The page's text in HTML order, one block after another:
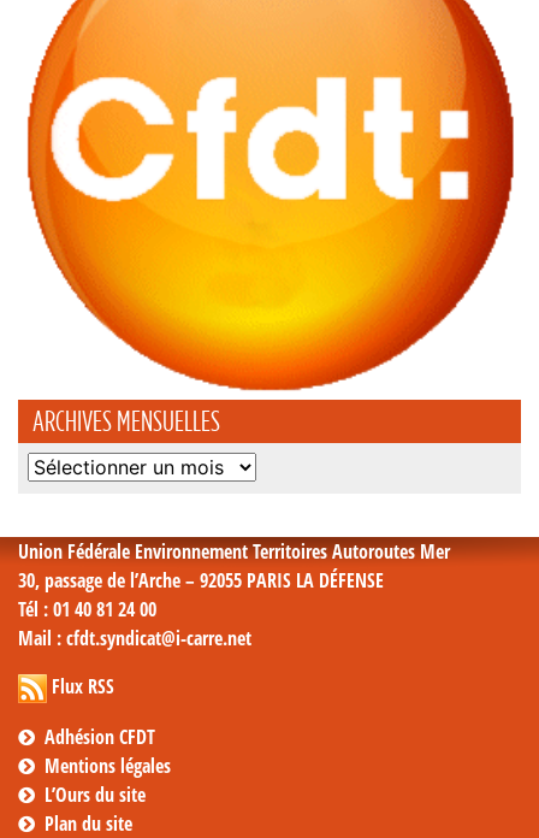
ARCHIVES MENSUELLES
Archives
Union Fédérale Environnement Territoires Autoroutes Mer
30, passage de l’Arche – 92055 PARIS LA DÉFENSE
Tél : 01 40 81 24 00
Mail : cfdt.syndicat@i-carre.net
Flux RSS
Adhésion CFDT
Mentions légales
L’Ours du site
Plan du site